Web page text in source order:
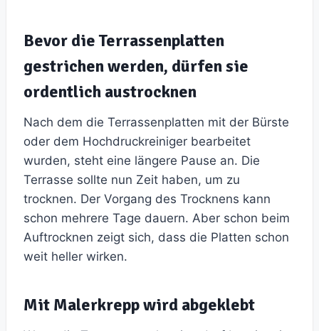
Bevor die Terrassenplatten
gestrichen werden, dürfen sie
ordentlich austrocknen
Nach dem die Terrassenplatten mit der Bürste
oder dem Hochdruckreiniger bearbeitet
wurden, steht eine längere Pause an. Die
Terrasse sollte nun Zeit haben, um zu
trocknen. Der Vorgang des Trocknens kann
schon mehrere Tage dauern. Aber schon beim
Auftrocknen zeigt sich, dass die Platten schon
weit heller wirken.
Mit Malerkrepp wird abgeklebt